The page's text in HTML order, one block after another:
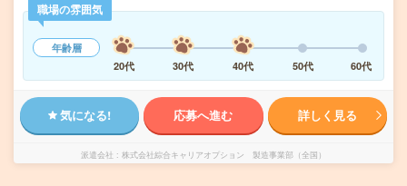
職場の雰囲気
年齢層
20代
30代 40代 50代 60代
気になる! 応募へ進む 詳しく見る
派遣会社 株式会社綜合キャリアオプション 製造事業部（全国）